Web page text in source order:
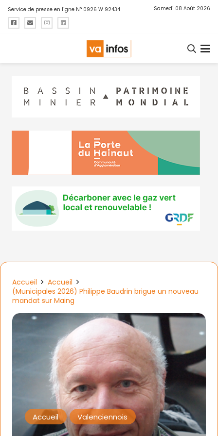
Service de presse en ligne N° 0926 W 92434 Samedi 08 Août 2026
Accueil
Accueil
(Municipales 2026) Philippe Baudrin brigue un nouveau
mandat sur Maing
Accueil Valenciennois